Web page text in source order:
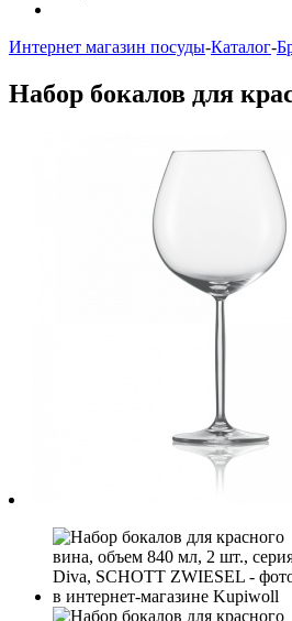
Интернет магазин посуды-Каталог-
Набор бокалов для